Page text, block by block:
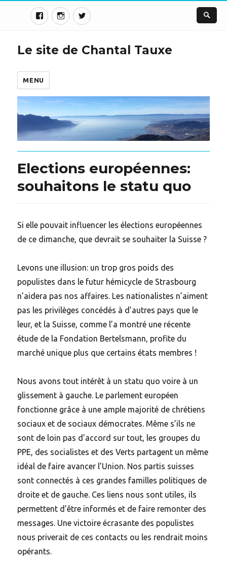
Le site de Chantal Tauxe
MENU
Elections européennes:
souhaitons le statu quo
Si elle pouvait influencer les élections européennes
de ce dimanche, que devrait se souhaiter la Suisse ?
Levons une illusion: un trop gros poids des
populistes dans le futur hémicycle de Strasbourg
n’aidera pas nos affaires. Les nationalistes n’aiment
pas les privilèges concédés à d’autres pays que le
leur, et la Suisse, comme l’a montré une récente
étude de la Fondation Bertelsmann, profite du
marché unique plus que certains états membres !
Nous avons tout intérêt à un statu quo voire à un
glissement à gauche. Le parlement européen
fonctionne grâce à une ample majorité de chrétiens
sociaux et de sociaux démocrates. Même s’ils ne
sont de loin pas d’accord sur tout, les groupes du
PPE, des socialistes et des Verts partagent un même
idéal de faire avancer l’Union. Nos partis suisses
sont connectés à ces grandes familles politiques de
droite et de gauche. Ces liens nous sont utiles, ils
permettent d’être informés et de faire remonter des
messages. Une victoire écrasante des populistes
nous priverait de ces contacts ou les rendrait moins
opérants.